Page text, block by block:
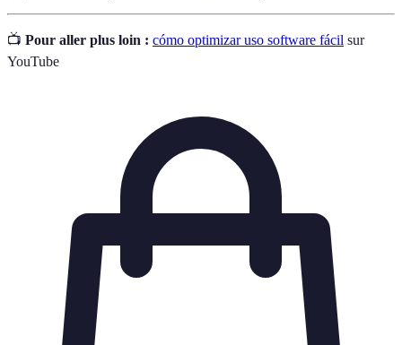
📺 Pour aller plus loin : cómo optimizar uso software fácil sur
YouTube